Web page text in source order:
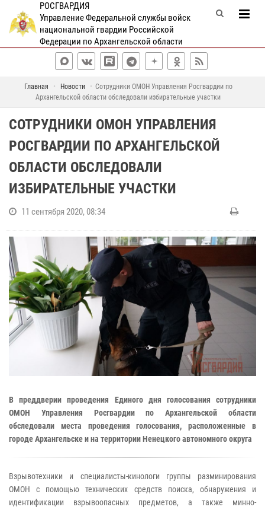
РОСГВАРДИЯ
Управление Федеральной службы войск
национальной гвардии Российской
Федерации по Архангельской области
Главная Новости
Сотрудники ОМОН Управления Росгвардии по
Архангельской области обследовали избирательные участки
СОТРУДНИКИ ОМОН УПРАВЛЕНИЯ
РОСГВАРДИИ ПО АРХАНГЕЛЬСКОЙ
ОБЛАСТИ ОБСЛЕДОВАЛИ
ИЗБИРАТЕЛЬНЫЕ УЧАСТКИ
11 сентября 2020, 08:34
В преддверии проведения Единого дня голосования сотрудники
ОМОН Управления Росгвардии по Архангельской области
обследовали места проведения голосования, расположенные в
городе Архангельске и на территории Ненецкого автономного округа
Взрывотехники и специалисты-кинологи группы разминирования
ОМОН с помощью технических средств поиска, обнаружения и
идентификации взрывоопасных предметов, а также минно-